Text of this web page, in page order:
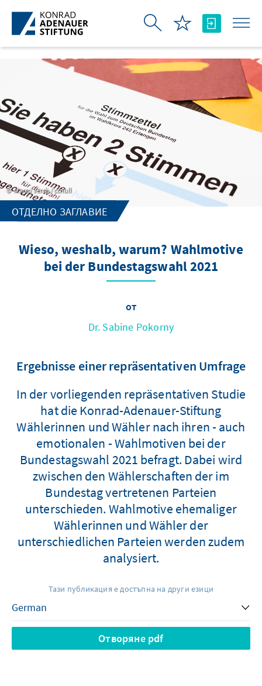
Skip to Main Content
Marco Verch / ccnull
ОТДЕЛНО ЗАГЛАВИЕ
Wieso, weshalb, warum? Wahlmotive
bei der Bundestagswahl 2021
от
Dr. Sabine Pokorny
Ergebnisse einer repräsentativen Umfrage
In der vorliegenden repräsentativen Studie
hat die Konrad-Adenauer-Stiftung
Wählerinnen und Wähler nach ihren - auch
emotionalen - Wahlmotiven bei der
Bundestagswahl 2021 befragt. Dabei wird
zwischen den Wählerschaften der im
Bundestag vertretenen Parteien
unterschieden. Wahlmotive ehemaliger
Wählerinnen und Wähler der
unterschiedlichen Parteien werden zudem
analysiert.
Тази публикация е достъпна на други езици
Отворяне pdf